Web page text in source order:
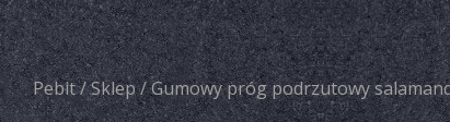
Pebit/Sklep/Gumowy próg podrzutowy